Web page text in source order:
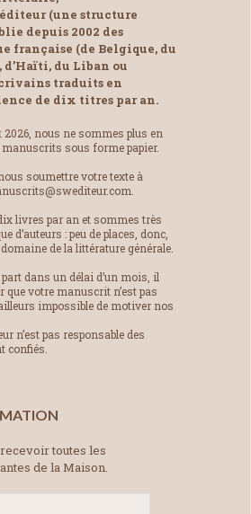
(une structure
depuis 2002 des
française (de Belgique, du
d’Haïti, du Liban ou
traduits en
de dix titres par an.
2026, nous ne sommes plus en
sous forme papier.
soumettre votre texte à
livres par an et sommes très
d’auteurs : peu de places, donc,
de la littérature générale.
dans un délai d’un mois, il
votre manuscrit n’est pas
impossible de motiver nos
n’est pas responsable des
confiés.
toutes les
de la Maison.